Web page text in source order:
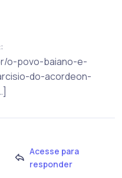
o-povo-baiano-e-
do-acordeon-
Acesse para
responder